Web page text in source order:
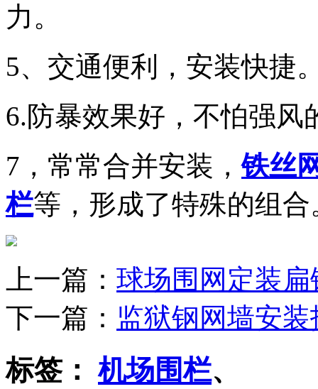
力。
5、交通便利，安装快捷
6.防暴效果好，不怕强风
7，常常合并安装，铁丝
栏等，形成了特殊的组合
上一篇： 球场围网定装
下一篇： 监狱钢网墙安装
标签：机场围栏、